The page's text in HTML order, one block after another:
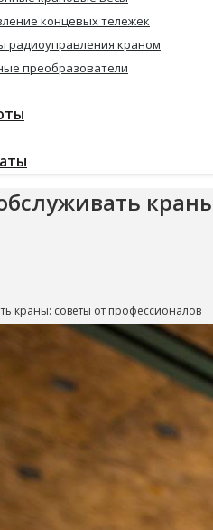
концевых тележек
радиоуправления краном
преобразователи
краны: советы от профессионалов